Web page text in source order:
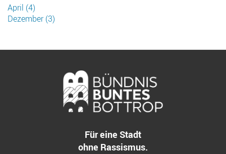
April (4)
Dezember (3)
Für eine Stadt
ohne Rassismus.